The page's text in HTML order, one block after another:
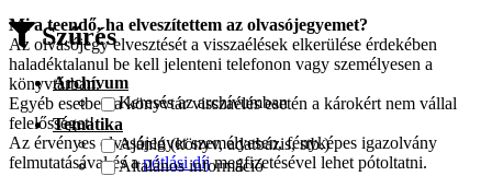
Mi a teendő, ha elveszítettem az olvasójegyemet?
Az olvasójegy elvesztését a visszaélések elkerülése érdekében
haladéktalanul be kell jelenteni telefonon vagy személyesen a
könyvtárban.
Egyéb esetben a könyvtár visszaélés esetén a károkért nem vállal
felelősséget!
Az érvényes olvasójegyet személyesen, fényképes igazolvány
felmutatásával és apótlási díjmegfizetésével lehet pótoltatni.
Szűrés
Archívum
Keresés az archívumban
Tematika
Ajánló (könyv, adatbázis, stb.)
Általános információ